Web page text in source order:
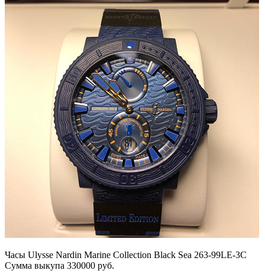
Часы Ulysse Nardin Marine Collection Black Sea 263-99LE-3C
Сумма выкупа 330000 руб.